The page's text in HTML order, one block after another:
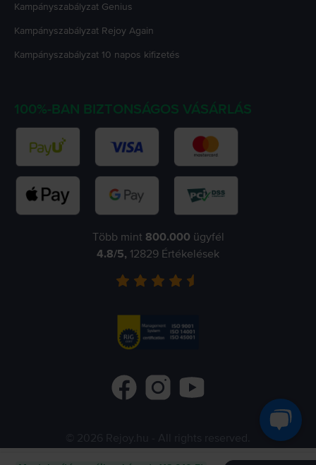
Kampányszabályzat Genius
Kampányszabályzat Rejoy Again
Kampányszabályzat 10 napos kifizetés
100%-BAN BIZTONSÁGOS VÁSÁRLÁS
Több mint 800.000 ügyfél
4.8/5, 12829 Értékelések